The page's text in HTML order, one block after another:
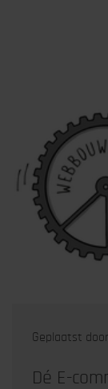
Geplaatst door
Dé E-